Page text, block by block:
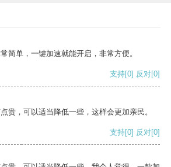
简单，一键加速就能开启，非常方便。
支持[0] 反对[0]
贵，可以适当降低一些，这样会更加亲民。
支持[0] 反对[0]